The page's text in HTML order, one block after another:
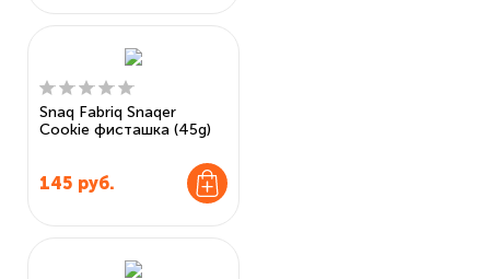
Snaq Fabriq Snaqer
Cookie фисташка (45g)
145 руб.